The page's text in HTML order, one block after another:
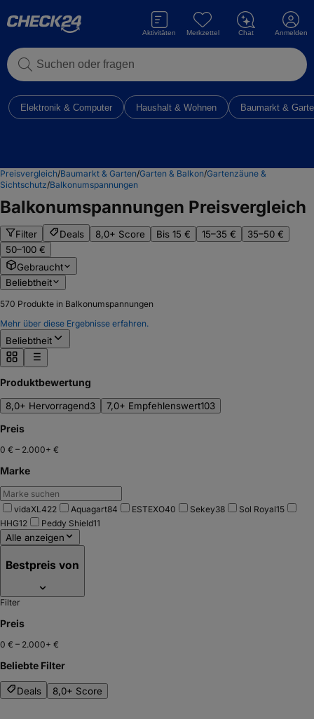
Suchen oder fragen
Aktivitäten Merkzettel Chat Anmelden
Elektronik & Computer Haushalt & Wohnen Baumarkt &
Preisvergleich/Baumarkt & Garten/Garten & Balkon/Gartenzäune &
Sichtschutz/Balkonumspannungen
Balkonumspannungen Preisvergleich
Filter Deals 8,0+ Score Bis 15 € 15–35 €
35–50 €
50–100 €
Gebraucht
Beliebtheit
570 Produkte in Balkonumspannungen
Mehr über diese Ergebnisse erfahren.
Beliebtheit
Produktbewertung
8,0+ Hervorragend3 7,0+ Empfehlenswert103
Preis
0 € – 2.000+ €
Marke
vidaXL422 Aquagart84 ESTEXO40 Sekey38 Sol Royal15
HHG12 Peddy Shield11
Alle anzeigen
Bestpreis von
Filter
Preis
0 € – 2.000+ €
Beliebte Filter
Deals 8,0+ Score